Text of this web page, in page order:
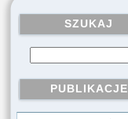
SZUKAJ
PUBLIKACJE